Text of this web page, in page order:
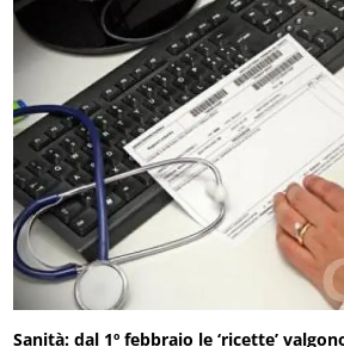
Sanità: dal 1º febbraio le ‘ricette’